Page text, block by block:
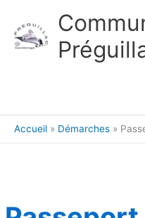
Accueil Démarches